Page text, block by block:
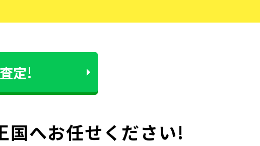
定!
国へお任せください!